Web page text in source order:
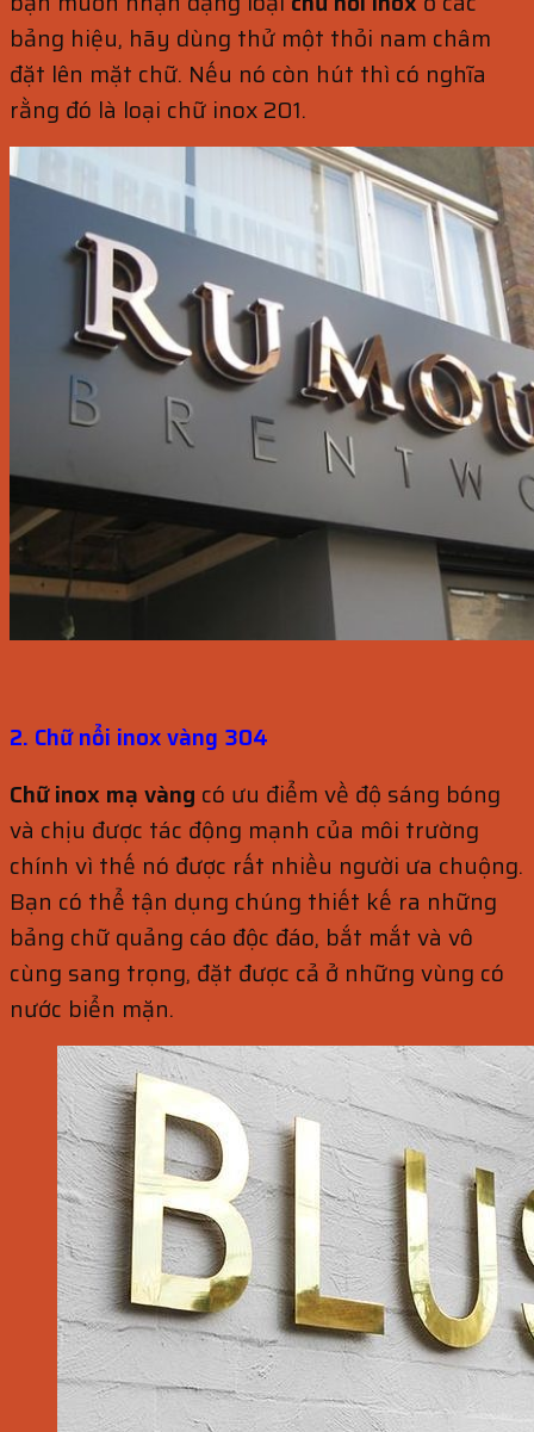
bảng hiệu, hãy dùng thử một thỏi nam châm
đặt lên mặt chữ. Nếu nó còn hút thì có nghĩa
rằng đó là loại chữ inox 201.
2. Chữ nổi inox vàng 304
Chữ inox mạ vàng có ưu điểm về độ sáng bóng
và chịu được tác động mạnh của môi trường
chính vì thế nó được rất nhiều người ưa chuộng.
Bạn có thể tận dụng chúng thiết kế ra những
bảng chữ quảng cáo độc đáo, bắt mắt và vô
cùng sang trọng, đặt được cả ở những vùng có
nước biển mặn.